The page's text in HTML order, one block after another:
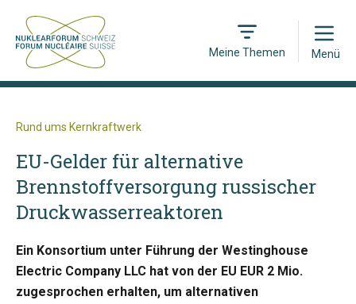
Meine Themen
Open
Menü
Rund ums Kernkraftwerk
EU-Gelder für alternative
Brennstoffversorgung russischer
Druckwasserreaktoren
Ein Konsortium unter Führung der Westinghouse
Electric Company LLC hat von der EU EUR 2 Mio.
zugesprochen erhalten, um alternativen